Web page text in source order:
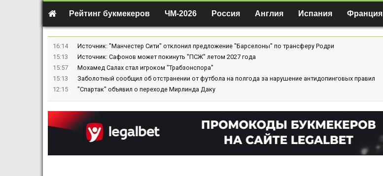
Рейтинг букмекеров ЧМ-2026 Россия Англия Испания Франция
16:14
Источник: "Манчестер Сити" отклонил предложение "Барселоны" по трансферу Родри
15:13
Источник: Сафонов может покинуть "ПСЖ" летом 2027 года
15:57
Мохамед Салах стал игроком "Трабзонспора"
15:13
Заболотный сообщил об отстранении от футбола на полгода за нарушение антидопинговых правил
12:15
"Спартак" объявил о переходе Мирлинда Даку